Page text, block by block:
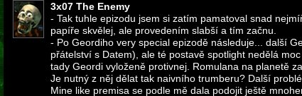
3x07 The Enemy
- Tak tuhle epizodu jsem si zatím pamatoval snad
papíře skvělej, ale provedením slabší a tím začnu.
- Po Geordiho very special epizodě následuje... další
přátelství s Datem), ale té postavě spotlight nedělá
tady Geordi vyloženě protivnej. Romulana na planetě
Je nutný z něj dělat tak naivního trumberu? Další
Mine like premisa se podle mě dala podojit ještě